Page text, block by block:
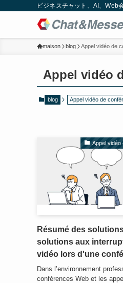
ビジネスチャット、AI、Web
maison blog Appel vidéo de
Appel vidéo
blog Appel vidéo de
Appel vidéo
Résumé des
solutions aux
vidéo lors d'une
Dans l’environnement
conférences Web et les